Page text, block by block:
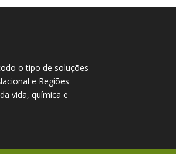
o tipo de soluções
e Regiões
vida, química e